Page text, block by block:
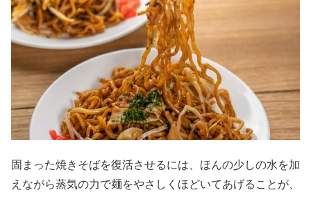
固まった焼きそばを復活させるには、ほんの少しの水を加
えながら蒸気の力で麺をやさしくほどいてあげることが、